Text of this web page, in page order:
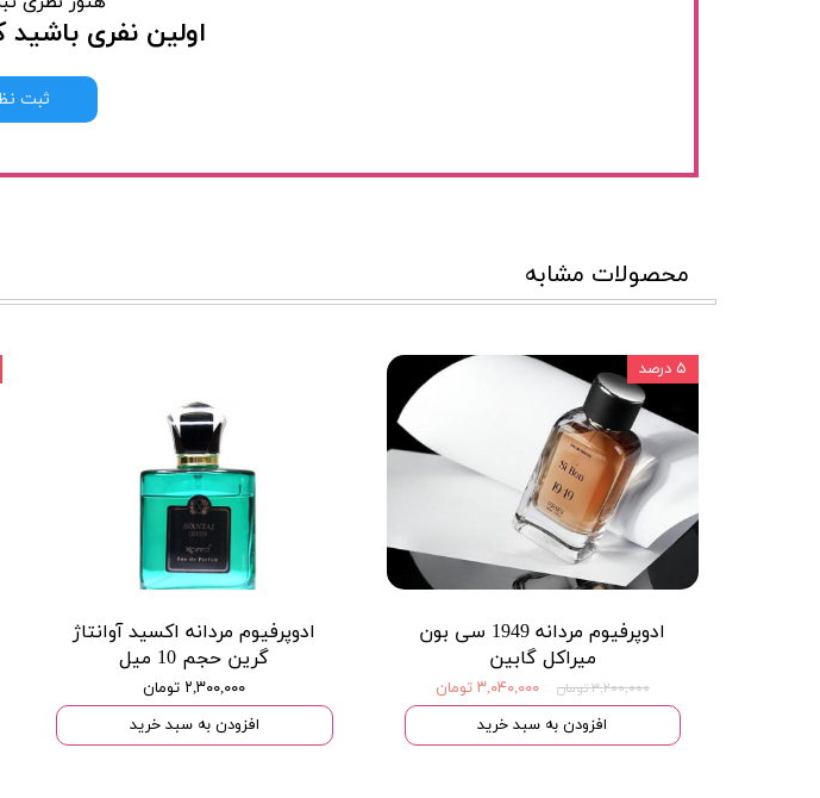
اولین نفری
ثبت
محصولات مشابه
ادوپرفیوم مردانه 1949 سی بون
میراکل گابین
۳,۲۰۰,۰۰۰ تومان
۳,۰۴۰,۰۰۰ تومان
افزودن به سبد خرید
۵ درصد
ادوپرفیوم مردانه اکسید آوانتاژ
گرین حجم 10 میل
۲,۳۰۰,۰۰۰ تومان
افزودن به سبد خرید